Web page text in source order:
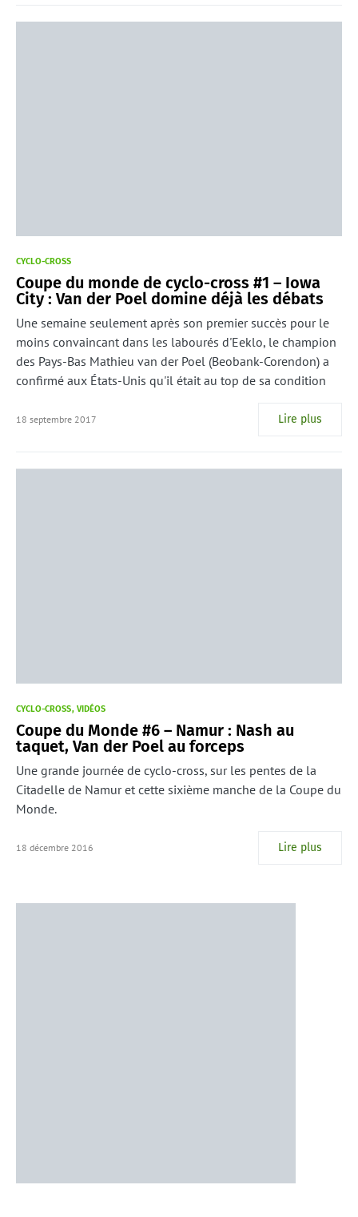
CYCLO-CROSS
Coupe du monde de cyclo-cross #1 – Iowa
City : Van der Poel domine déjà les débats
Une semaine seulement après son premier succès pour le
moins convaincant dans les labourés d'Eeklo, le champion
des Pays-Bas Mathieu van der Poel (Beobank-Corendon) a
confirmé aux États-Unis qu'il était au top de sa condition
18 septembre 2017 Lire plus
CYCLO-CROSS VIDÉOS
Coupe du Monde #6 – Namur : Nash au
taquet, Van der Poel au forceps
Une grande journée de cyclo-cross, sur les pentes de la
Citadelle de Namur et cette sixième manche de la Coupe du
Monde.
18 décembre 2016 Lire plus